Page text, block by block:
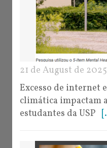
21 de August de 2025
Excesso de internet
climática impactam
estudantes da USP